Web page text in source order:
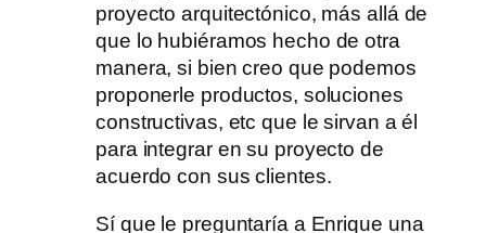
proyecto arquitectónico, más allá de
que lo hubiéramos hecho de otra
manera, si bien creo que podemos
proponerle productos, soluciones
constructivas, etc que le sirvan a él
para integrar en su proyecto de
acuerdo con sus clientes.
Sí que le preguntaría a Enrique una